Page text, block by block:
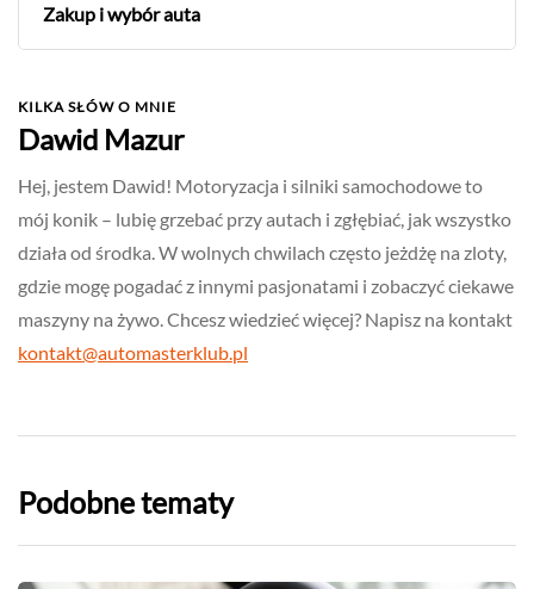
Zakup i wybór auta
KILKA SŁÓW O MNIE
Dawid Mazur
Hej, jestem Dawid! Motoryzacja i silniki samochodowe to
mój konik – lubię grzebać przy autach i zgłębiać, jak wszystko
działa od środka. W wolnych chwilach często jeżdżę na zloty,
gdzie mogę pogadać z innymi pasjonatami i zobaczyć ciekawe
maszyny na żywo. Chcesz wiedzieć więcej? Napisz na kontakt
kontakt@automasterklub.pl
Podobne tematy